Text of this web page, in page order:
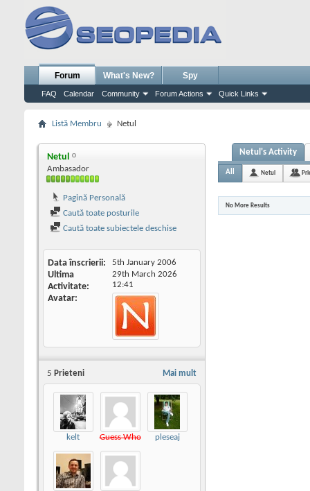
Forum
FAQ Calendar Community Forum Actions Quick Links
What's New? Spy
Listă Membru Netul
Netul
Ambasador
Pagină Personală
Caută toate posturile
Caută toate subiectele deschise
Data înscrierii 5th January 2006
Ultima
Activitate
29th March 2026
12:41
Avatar
Mai mult
5 Prieteni
kelt Guess Who pleseaj
Netul's Activity
All Netul
No More Results